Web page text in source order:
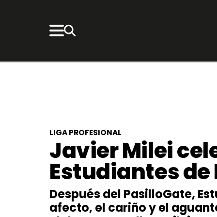
LIGA PROFESIONAL
Javier Milei
Estudiantes de
Después del PasilloGate,
afecto, el cariño y el